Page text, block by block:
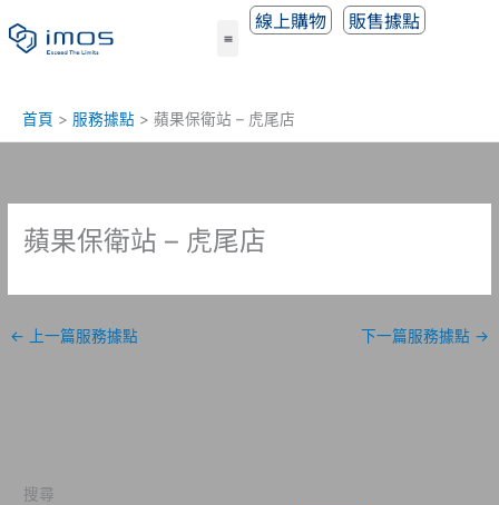
至
線上購物 販售據點
首頁 服務據點 蘋果保衛站 – 虎尾店
蘋果保衛站 – 虎尾店
← 上一篇服務據點 下一篇服務據點 →
搜尋